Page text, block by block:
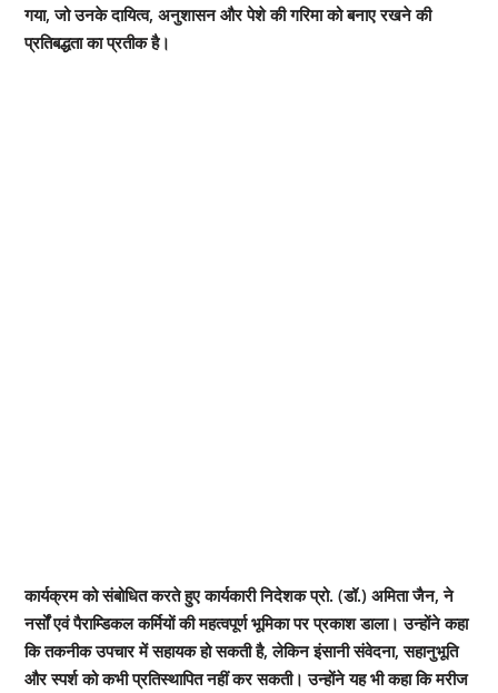
गया, जो उनके दायित्व, अनुशासन और पेशे की गरिमा को बनाए रखने की
प्रतिबद्धता का प्रतीक है।
कार्यक्रम को संबोधित करते हुए कार्यकारी निदेशक प्रो. (डॉ.) अमिता जैन, ने
नर्सों एवं पैराम्डिकल कर्मियों की महत्वपूर्ण भूमिका पर प्रकाश डाला। उन्होंने कहा
कि तकनीक उपचार में सहायक हो सकती है, लेकिन इंसानी संवेदना, सहानुभूति
और स्पर्श को कभी प्रतिस्थापित नहीं कर सकती। उन्होंने यह भी कहा कि मरीज